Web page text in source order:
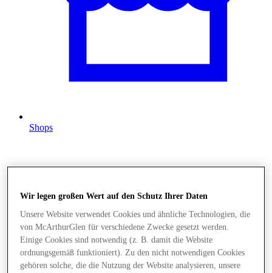
Shops
Wir legen großen Wert auf den Schutz Ihrer Daten
Unsere Website verwendet Cookies und ähnliche Technologien, die
von McArthurGlen für verschiedene Zwecke gesetzt werden.
Einige Cookies sind notwendig (z. B. damit die Website
ordnungsgemäß funktioniert). Zu den nicht notwendigen Cookies
gehören solche, die die Nutzung der Website analysieren, unsere